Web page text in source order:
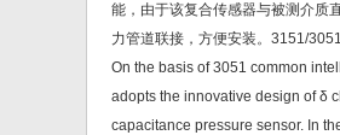
能，由于该复合传感器与被测介质
力管道联接，方便安装。3151/
On the basis of 3051 common
adopts the innovative design of δ
capacitance pressure sensor. In